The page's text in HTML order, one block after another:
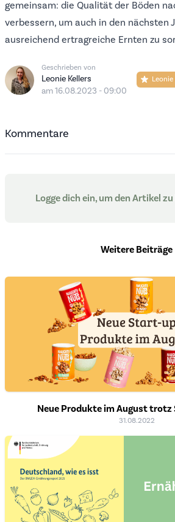
gemeinsam: die Qualität der Böden
verbessern, um auch in den nächsten
ausreichend ertragreiche Ernten zu
Geschrieben von
Leonie Kellers
am 16.08.2023 - 09:00
Kommentare
Logge dich ein, um den Artikel
Weitere Beiträge
Neue Produkte im August trotz
31.08.2022